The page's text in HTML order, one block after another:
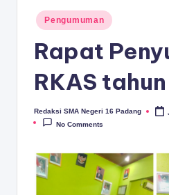
Posted
in
Pengumuman
Rapat
RKAS
Posted
by
Redaksi SMA Negeri 16 Padang
No Comments